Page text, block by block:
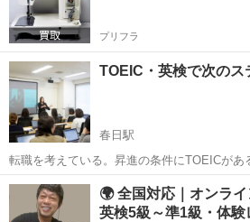
プリフラ
TOEIC・英検で次のス
春日駅
転職を考えている。昇進の条件にTOEICがあ
会が増えてきた。そんな社会人の方からのご
語試験は単なる資格ではなく、自分の可能性
器です。実際に、TOEIC...
東京 文京区 春日駅 TOEIC(R)テ
🌍 全国対応｜オンラ
英検5級～準1級・体